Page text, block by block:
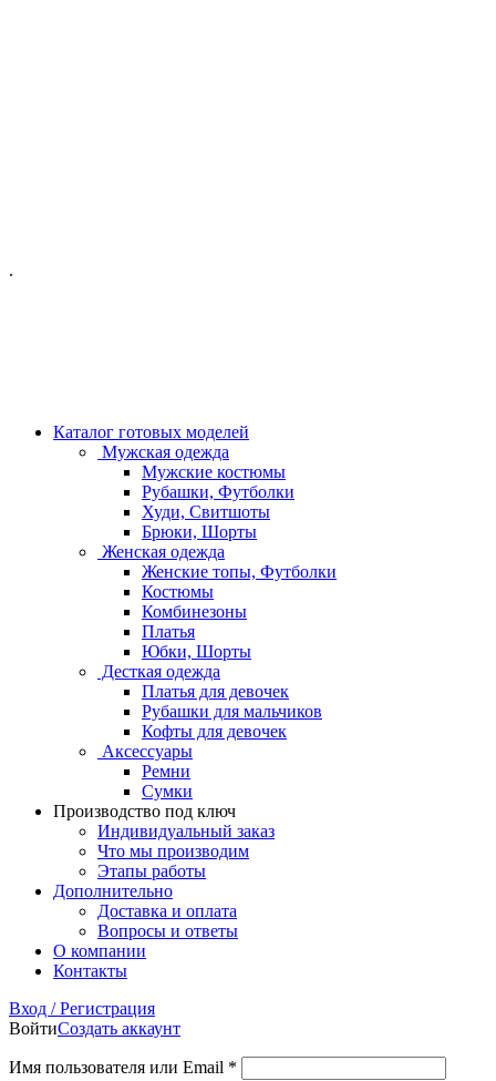
.
Каталог готовых моделей
Мужская одежда
Мужские костюмы
Рубашки, Футболки
Худи, Свитшоты
Брюки, Шорты
Женская одежда
Женские топы, Футболки
Костюмы
Комбинезоны
Платья
Юбки, Шорты
Десткая одежда
Платья для девочек
Рубашки для мальчиков
Кофты для девочек
Аксессуары
Ремни
Сумки
Производство под ключ
Индивидуальный заказ
Что мы производим
Этапы работы
Дополнительно
Доставка и оплата
Вопросы и ответы
О компании
Контакты
Вход / Регистрация
ВойтиСоздать аккаунт
Имя пользователя или Email *